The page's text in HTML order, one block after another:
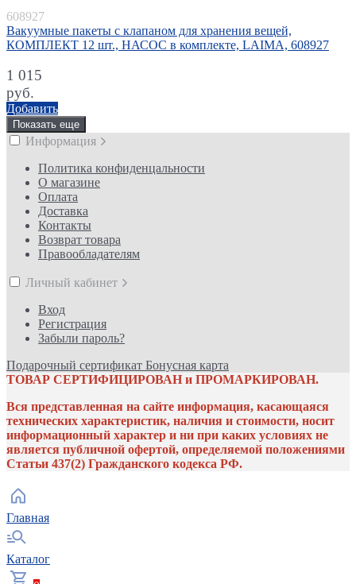
608927
Вакуумные пакеты с клапаном для хранения вещей,
КОМПЛЕКТ 12 шт., НАСОС в комплекте, LAIMA, 608927
1 015
руб.
Добавить
Показать еще
Информация
Политика конфиденцальности
О магазине
Оплата
Доставка
Контакты
Возврат товара
Правообладателям
Личный кабинет
Вход
Регистрация
Забыли пароль?
Подарочный сертификат Бонусная карта
ТОВАР СЕРТИФИЦИРОВАН и ПРОМАРКИРОВАН.
Вся представленная на сайте информация, касающаяся
технических характеристик, наличия и стоимости, носит
информационный характер и ни при каких условиях не
является публичной офертой, определяемой положениями
Статьи 437(2) Гражданского кодекса РФ.
Главная
Каталог